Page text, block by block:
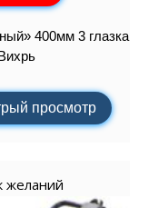
400мм 3 глазка
просмотр
желаний